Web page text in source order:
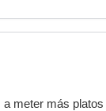
a meter más platos